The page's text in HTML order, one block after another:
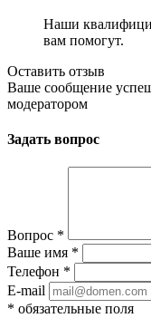
Наши
вам помогут.
Оставить отзыв
Ваше сообщение
модератором
Задать вопрос
Вопрос *
Ваше имя *
Телефон *
E-mail
* обязательные поля